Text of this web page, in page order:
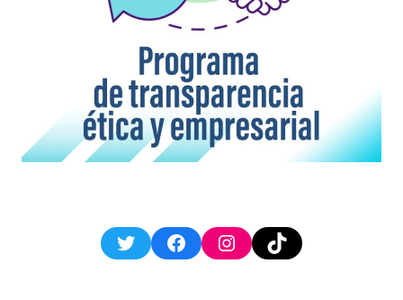
TwitterFacebookInstagram
TikTok